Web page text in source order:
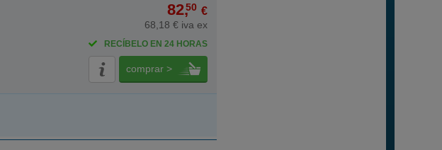
82,50 €
68,18 € iva ex
RECÍBELO EN 24 HORAS
comprar >